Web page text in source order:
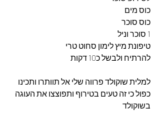
כוס מים
כוס סוכר
1 סוכר וניל
טיפונת מיץ לימון סחוט טרי
להרתיח ולבשל כ10 דקות
למלית שוקולד פרווה שלי אל תוותרו ותכינו
כפול כי זה טעים בטירוף ותפוצצו את העוגה
בשוקולד